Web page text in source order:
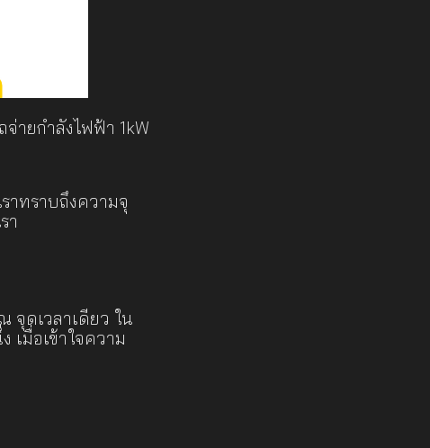
ายกำลังไฟฟ้า 1kW
าทราบถึงความจุ
า
จุดเวลาเดียว ใน
เมื่อเข้าใจความ